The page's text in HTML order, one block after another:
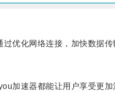
化网络连接，加快数据传
速器都能让用户享受更加